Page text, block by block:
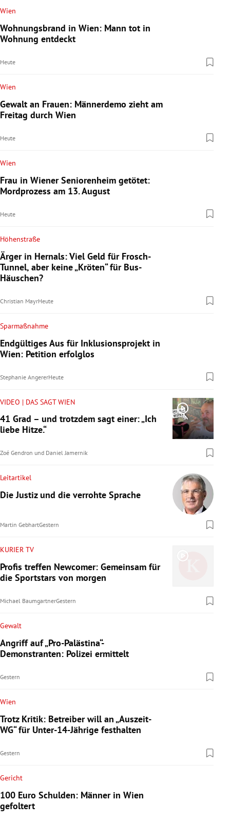
Wien
Wohnungsbrand in Wien: Mann tot in
Wohnung entdeckt
Heute
Wien
Gewalt an Frauen: Männerdemo zieht am
Freitag durch Wien
Heute
Wien
Frau in Wiener Seniorenheim getötet:
Mordprozess am 13. August
Heute
Höhenstraße
Ärger in Hernals: Viel Geld für Frosch-
Tunnel, aber keine „Kröten“ für Bus-
Häuschen?
Christian MayrHeute
Sparmaßnahme
Endgültiges Aus für Inklusionsprojekt in
Wien: Petition erfolglos
Stephanie AngererHeute
VIDEO | DAS SAGT WIEN
41 Grad – und trotzdem sagt einer: „Ich
liebe Hitze.“
Zoé Gendron und Daniel Jamernik
Leitartikel
Die Justiz und die verrohte Sprache
Martin GebhartGestern
KURIER TV
Profis treffen Newcomer: Gemeinsam für
die Sportstars von morgen
Michael BaumgartnerGestern
Gewalt
Angriff auf „Pro-Palästina“-
Demonstranten: Polizei ermittelt
Gestern
Wien
Trotz Kritik: Betreiber will an „Auszeit-
WG“ für Unter-14-Jährige festhalten
Gestern
Gericht
100 Euro Schulden: Männer in Wien
gefoltert